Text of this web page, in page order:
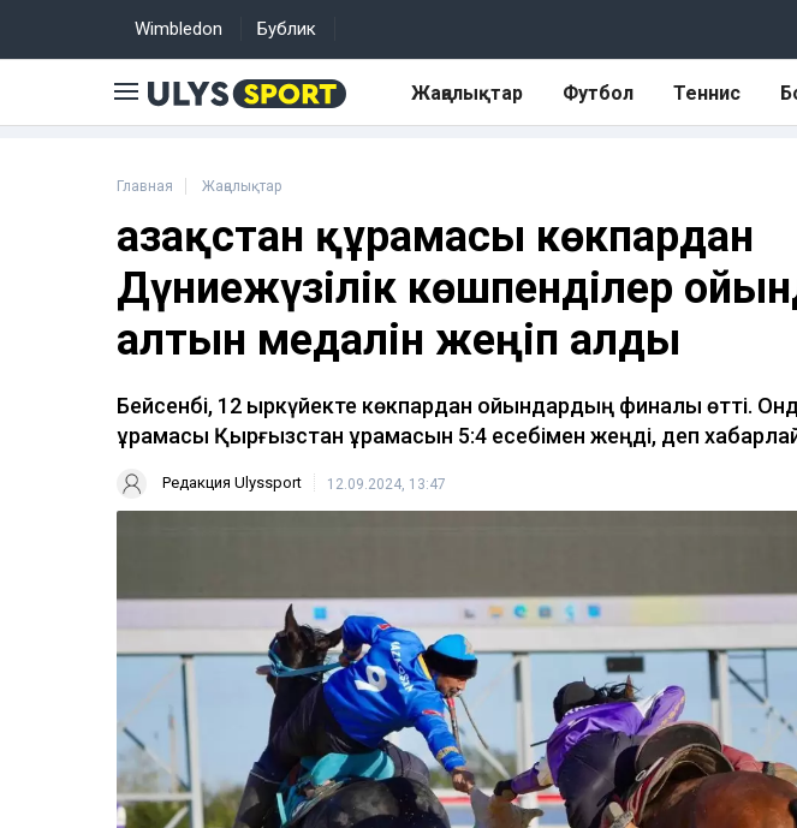
Wimbledon Бублик
Жаңалықтар Футбол Теннис
Главная Жаңалықтар
Қазақстан құрамасы көкпардан
Дүниежүзілік көшпенділер
алтын медалін жеңіп алды
Бейсенбі, 12 қыркүйекте көкпардан ойындардың финалы өтті.
құрамасы Қырғызстан құрамасын 5:4 есебімен жеңді, деп
Редакция Ulyssport 12.09.2024, 13:47